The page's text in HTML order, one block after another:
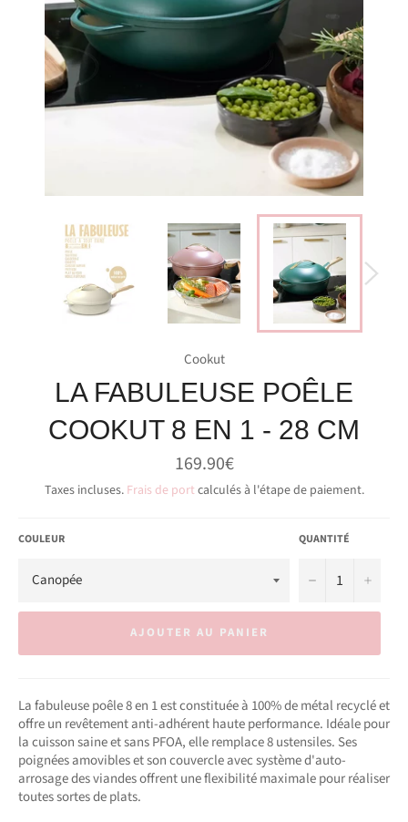
Cookut
LA FABULEUSE POÊLE
COOKUT 8 EN 1 - 28 CM
Prix
régulier
169.90€
Taxes incluses. Frais de portcalculés à l'étape de paiement.
COULEUR QUANTITÉ
− +
AJOUTER AU PANIER
La fabuleuse poêle 8 en 1 est constituée à 100% de métal recyclé et
offre un revêtement anti-adhérent haute performance. Idéale pour
la cuisson saine et sans PFOA, elle remplace 8 ustensiles. Ses
poignées amovibles et son couvercle avec système d'auto-
arrosage des viandes offrent une flexibilité maximale pour réaliser
toutes sortes de plats.